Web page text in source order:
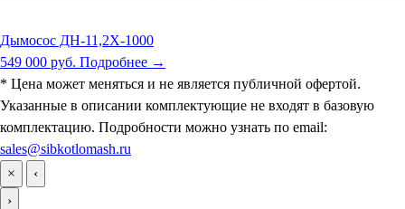
Дымосос ДН-11,2Х-1000
549 000 руб. Подробнее →
* Цена может меняться и не является публичной офертой.
Указанные в описании комплектующие не входят в базовую
комплектацию. Подробности можно узнать по email:
sales@sibkotlomash.ru
×
‹
›